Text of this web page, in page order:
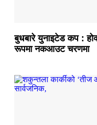
बुधबारे युनाइटेड कप :
रूपमा नकआउट चरणमा